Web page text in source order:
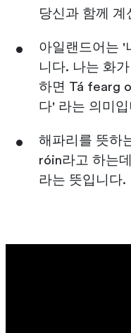
당신과 함께 계
아일랜드어는 '
니다. 나는 화
하면 Tá fearg
다' 라는 의미
해파리를 뜻하
róin라고 하는
라는 뜻입니다.